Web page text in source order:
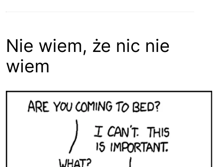
Nie wiem, że nic nie
wiem